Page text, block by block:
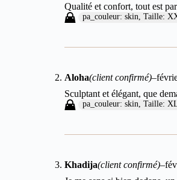
Qualité et confort, tout est
pa_couleur: skin, Taille:
Aloha(client confirmé)–
Sculptant et élégant, que
pa_couleur: skin, Taille:
Khadija(client confirmé)–